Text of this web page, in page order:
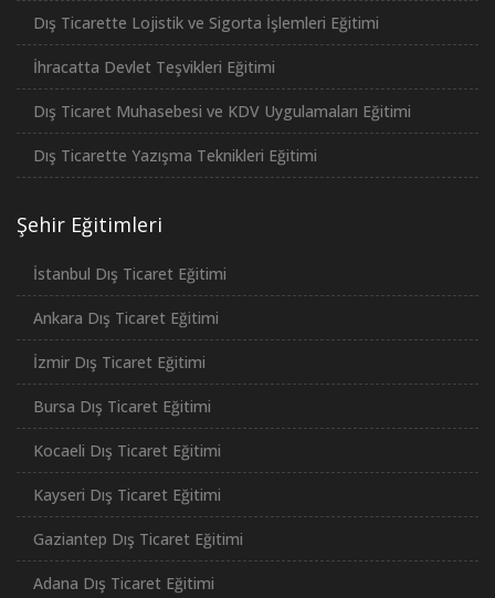
Dış Ticarette Lojistik ve Sigorta İşlemleri Eğitimi
İhracatta Devlet Teşvikleri Eğitimi
Dış Ticaret Muhasebesi ve KDV Uygulamaları Eğitimi
Dış Ticarette Yazışma Teknikleri Eğitimi
Şehir Eğitimleri
İstanbul Dış Ticaret Eğitimi
Ankara Dış Ticaret Eğitimi
İzmir Dış Ticaret Eğitimi
Bursa Dış Ticaret Eğitimi
Kocaeli Dış Ticaret Eğitimi
Kayseri Dış Ticaret Eğitimi
Gaziantep Dış Ticaret Eğitimi
Adana Dış Ticaret Eğitimi